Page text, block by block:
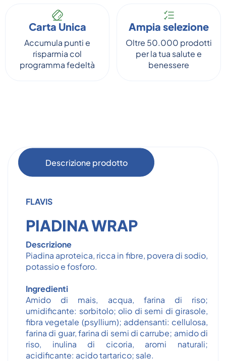
Carta Unica
Accumula punti e
risparmia col
programma fedeltà
Ampia selezione
Oltre 50.000 prodotti
per la tua salute e
benessere
Descrizione prodotto
FLAVIS
PIADINA WRAP
Descrizione
Piadina aproteica, ricca in fibre, povera di sodio,
potassio e fosforo.
Ingredienti
Amido di mais, acqua, farina di riso;
umidificante: sorbitolo; olio di semi di girasole,
fibra vegetale (psyllium); addensanti: cellulosa,
farina di guar, farina di semi di carrube; amido di
riso, inulina di cicoria, aromi naturali;
acidificante: acido tartarico; sale.